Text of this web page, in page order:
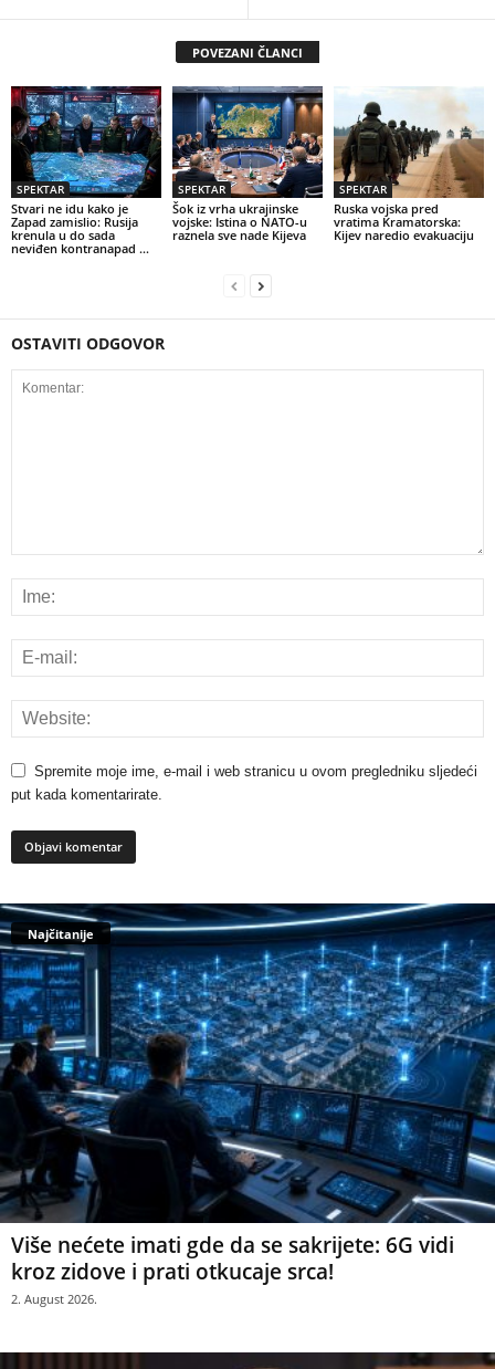
POVEZANI ČLANCI
SPEKTAR
Stvari ne idu kako je
Zapad zamislio: Rusija
krenula u do sada
neviđen kontranapad …
SPEKTAR
Šok iz vrha ukrajinske
vojske: Istina o NATO-u
raznela sve nade Kijeva
SPEKTAR
Ruska vojska pred
vratima Kramatorska:
Kijev naredio evakuaciju
OSTAVITI ODGOVOR
Spremite moje ime, e-mail i web stranicu u ovom pregledniku sljedeći
put kada komentarirate.
Najčitanije
Više nećete imati gde da se sakrijete: 6G vidi
kroz zidove i prati otkucaje srca!
2. August 2026.